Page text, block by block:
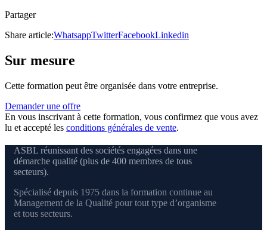
Partager
Share article:WhatsappTwitterFacebookLinkedin
Sur mesure
Cette formation peut être organisée dans votre entreprise.
Demander une offre
En vous inscrivant à cette formation, vous confirmez que vous avez
lu et accepté les conditions générales de vente.
ASBL réunissant des sociétés engagées dans une
démarche qualité (plus de 400 membres de tous
secteurs).
Spécialisé depuis 1975 dans la formation continue au
Management de la Qualité pour tout type d’organisme
et tous secteurs.